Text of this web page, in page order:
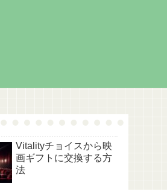
Vitalityチョイスから映
画ギフトに交換する方
法